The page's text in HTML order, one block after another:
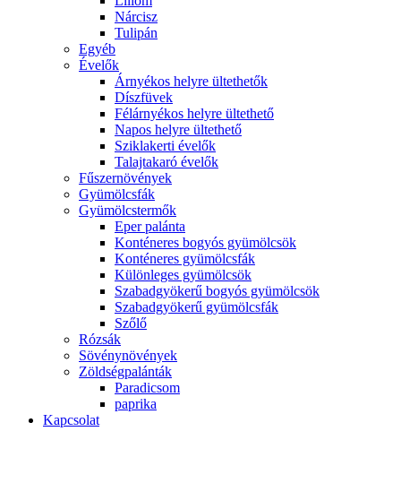
Nárcisz
Tulipán
Egyéb
Évelők
Árnyékos helyre ültethetők
Díszfüvek
Félárnyékos helyre ültethető
Napos helyre ültethető
Sziklakerti évelők
Talajtakaró évelők
Fűszernövények
Gyümölcsfák
Gyümölcstermők
Eper palánta
Konténeres bogyós gyümölcsök
Konténeres gyümölcsfák
Különleges gyümölcsök
Szabadgyökerű bogyós gyümölcsök
Szabadgyökerű gyümölcsfák
Szőlő
Rózsák
Sövénynövények
Zöldségpalánták
Paradicsom
paprika
Kapcsolat